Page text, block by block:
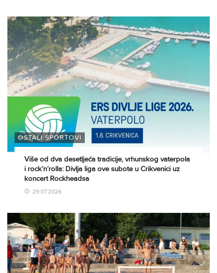
OSTALI SPORTOVI
Više od dva desetljeća tradicije, vrhunskog vaterpola
i rock’n’rolla: Divlja liga ove subote u Crikvenici uz
koncert Rockheadsa
29.07.2026